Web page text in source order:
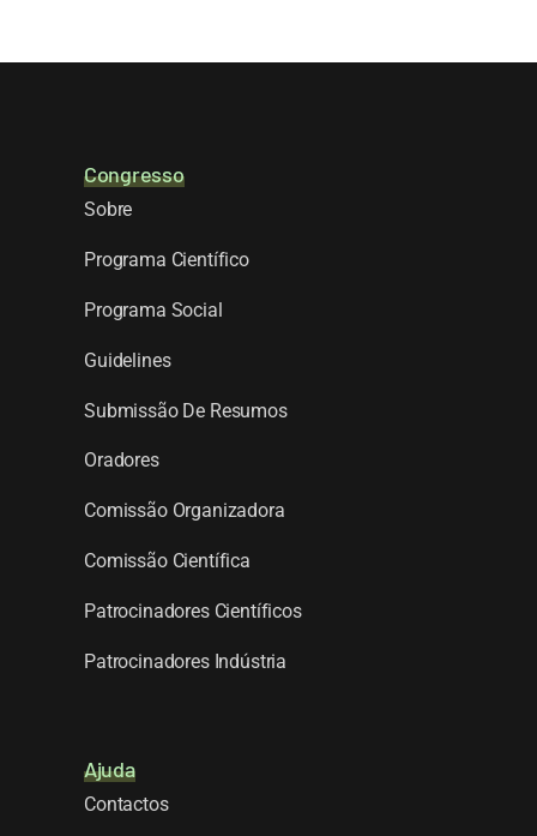
Congresso
Sobre
Programa Científico
Programa Social
Guidelines
Submissão De Resumos
Oradores
Comissão Organizadora
Comissão Científica
Patrocinadores Científicos
Patrocinadores Indústria
Ajuda
Contactos